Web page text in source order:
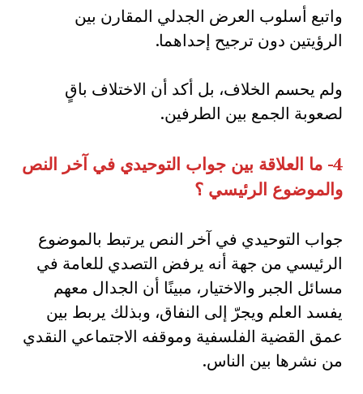
واتبع أسلوب العرض الجدلي المقارن بين
الرؤيتين دون ترجيح إحداهما.
ولم يحسم الخلاف، بل أكد أن الاختلاف باقٍ
لصعوبة الجمع بين الطرفين.
4- ما العلاقة بين جواب التوحيدي في آخر النص
والموضوع الرئيسي ؟
جواب التوحيدي في آخر النص يرتبط بالموضوع
الرئيسي من جهة أنه يرفض التصدي للعامة في
مسائل الجبر والاختيار، مبينًا أن الجدال معهم
يفسد العلم ويجرّ إلى النفاق، وبذلك يربط بين
عمق القضية الفلسفية وموقفه الاجتماعي النقدي
من نشرها بين الناس.